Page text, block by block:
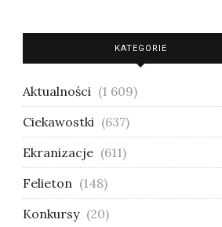
KATEGORIE
Aktualności (1 609)
Ciekawostki (637)
Ekranizacje (611)
Felieton (148)
Konkursy (20)